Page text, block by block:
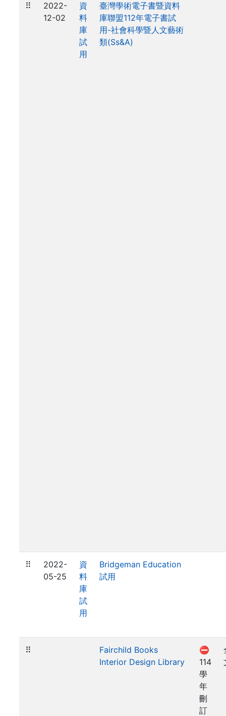
⠿
2022-
12-02
資
料
庫
試
用
臺灣學術電子書暨資料
庫聯盟112年電子書試
用-社會科學暨人文藝術
類(Ss&A)
⠿
2022-
05-25
資
料
庫
試
用
Bridgeman Education
試用
⠿
Fairchild Books
Interior Design Library
⛔
114
學
年
刪
訂